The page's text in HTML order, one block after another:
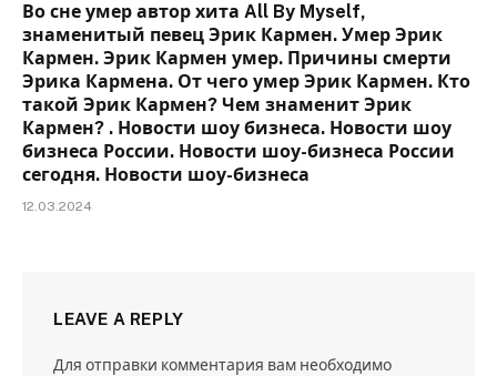
Во сне умер автор хита All By Myself,
знаменитый певец Эрик Кармен. Умер Эрик
Кармен. Эрик Кармен умер. Причины смерти
Эрика Кармена. От чего умер Эрик Кармен. Кто
такой Эрик Кармен? Чем знаменит Эрик
Кармен? . Новости шоу бизнеса. Новости шоу
бизнеса России. Новости шоу-бизнеса России
сегодня. Новости шоу-бизнеса
12.03.2024
LEAVE A REPLY
Для отправки комментария вам необходимо